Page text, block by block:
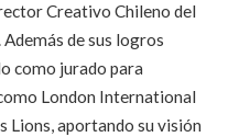
Creativo Chileno del
de sus logros
como jurado para
London International
Lions, aportando su visión